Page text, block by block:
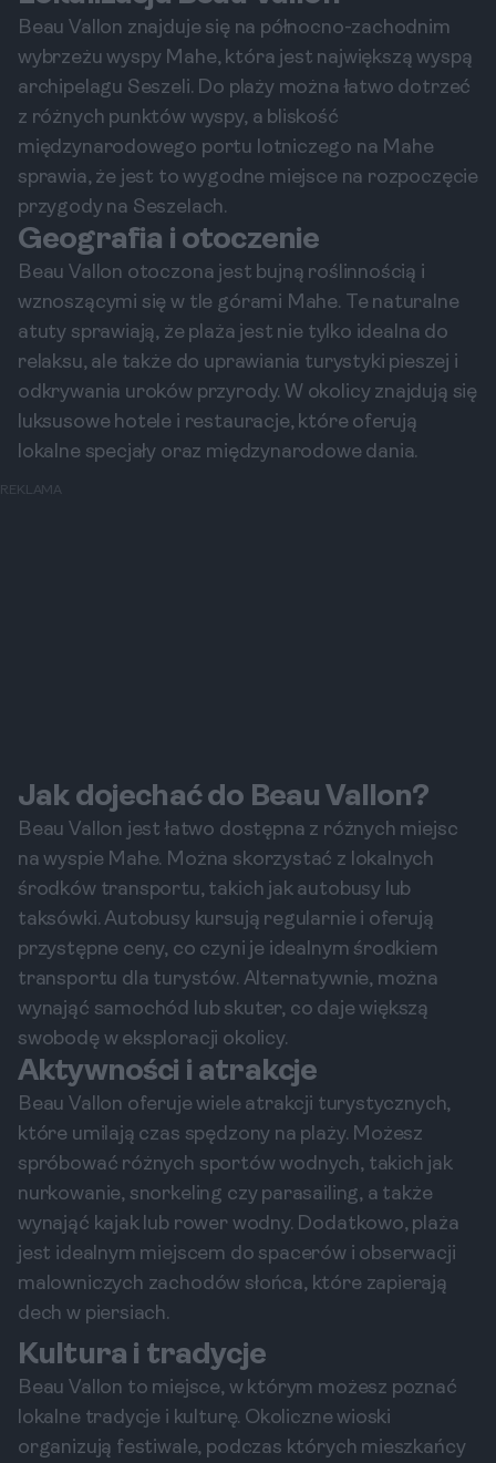
Beau Vallon znajduje się na północno-zachodnim
wybrzeżu wyspy Mahe, która jest największą wyspą
archipelagu Seszeli. Do plaży można łatwo dotrzeć
z różnych punktów wyspy, a bliskość
międzynarodowego portu lotniczego na Mahe
sprawia, że jest to wygodne miejsce na rozpoczęcie
przygody na Seszelach.
Geografia i otoczenie
Beau Vallon otoczona jest bujną roślinnością i
wznoszącymi się w tle górami Mahe. Te naturalne
atuty sprawiają, że plaża jest nie tylko idealna do
relaksu, ale także do uprawiania turystyki pieszej i
odkrywania uroków przyrody. W okolicy znajdują się
luksusowe hotele i restauracje, które oferują
lokalne specjały oraz międzynarodowe dania.
REKLAMA
Jak dojechać do Beau Vallon?
Beau Vallon jest łatwo dostępna z różnych miejsc
na wyspie Mahe. Można skorzystać z lokalnych
środków transportu, takich jak autobusy lub
taksówki. Autobusy kursują regularnie i oferują
przystępne ceny, co czyni je idealnym środkiem
transportu dla turystów. Alternatywnie, można
wynająć samochód lub skuter, co daje większą
swobodę w eksploracji okolicy.
Aktywności i atrakcje
Beau Vallon oferuje wiele atrakcji turystycznych,
które umilają czas spędzony na plaży. Możesz
spróbować różnych sportów wodnych, takich jak
nurkowanie, snorkeling czy parasailing, a także
wynająć kajak lub rower wodny. Dodatkowo, plaża
jest idealnym miejscem do spacerów i obserwacji
malowniczych zachodów słońca, które zapierają
dech w piersiach.
Kultura i tradycje
Beau Vallon to miejsce, w którym możesz poznać
lokalne tradycje i kulturę. Okoliczne wioski
organizują festiwale, podczas których mieszkańcy